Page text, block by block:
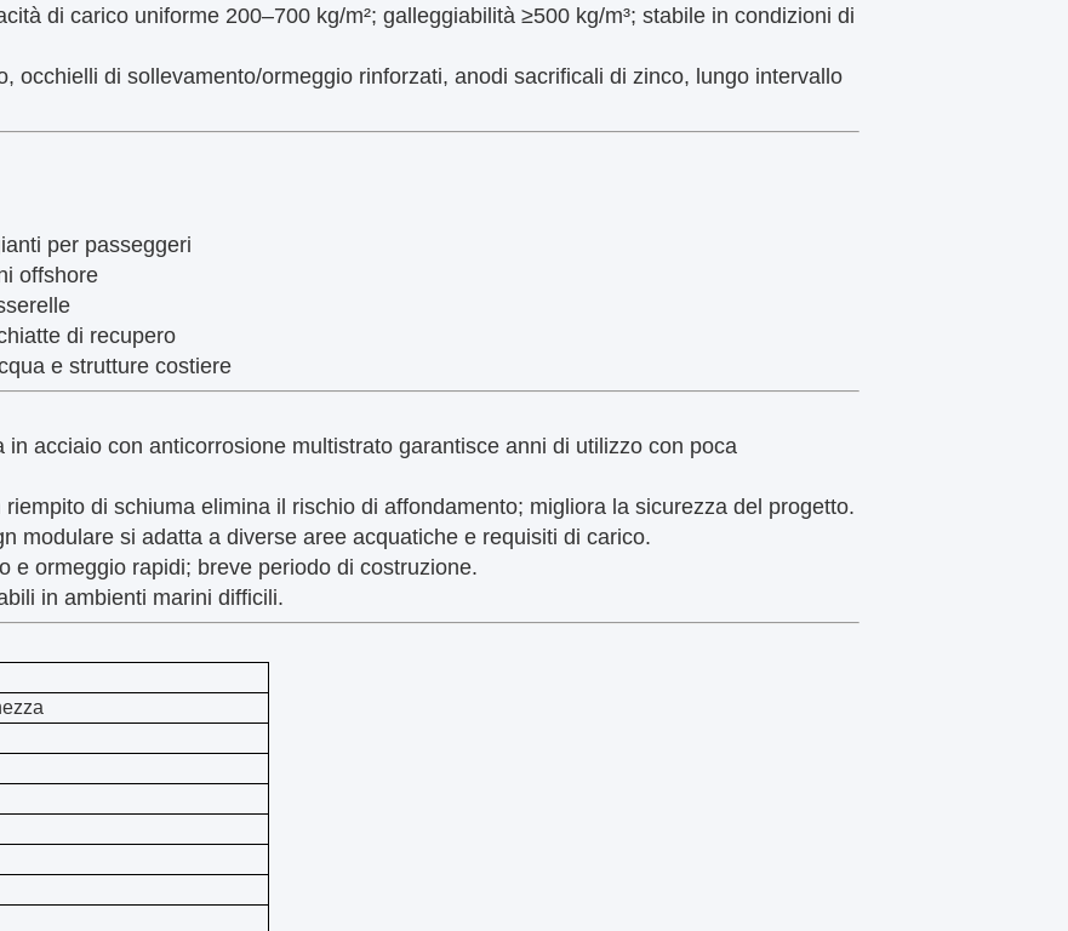
di carico uniforme 200–700 kg/m²; galleggiabilità ≥500 kg/m³; stabile in condizioni di
occhielli di sollevamento/ormeggio rinforzati, anodi sacrificali di zinco, lungo intervallo
per passeggeri
offshore
di recupero
e strutture costiere
in acciaio con anticorrosione multistrato garantisce anni di utilizzo con poca
riempito di schiuma elimina il rischio di affondamento; migliora la sicurezza del progetto.
modulare si adatta a diverse aree acquatiche e requisiti di carico.
e ormeggio rapidi; breve periodo di costruzione.
in ambienti marini difficili.